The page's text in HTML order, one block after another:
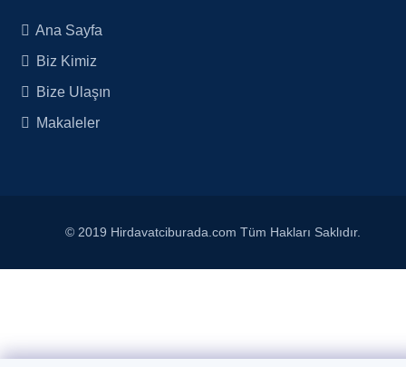
Ana Sayfa
Biz Kimiz
Bize Ulaşın
Makaleler
© 2019 Hirdavatciburada.com Tüm Hakları Saklıdır.